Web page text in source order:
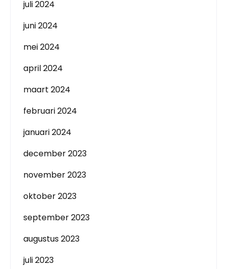
juli 2024
juni 2024
mei 2024
april 2024
maart 2024
februari 2024
januari 2024
december 2023
november 2023
oktober 2023
september 2023
augustus 2023
juli 2023